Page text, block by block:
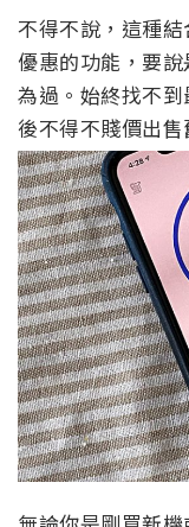
不得不說，這種
優惠的功能，要
為過。始終找不
後不得不賤價出售